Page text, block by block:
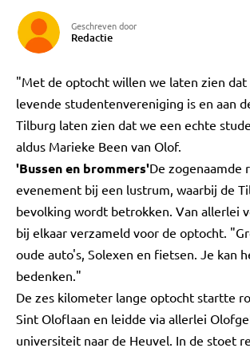
Geschreven door
Redactie
"Met de optocht willen we laten zien dat
levende studentenvereniging is en aan
Tilburg laten zien dat we een echte
aldus Marieke Been van Olof.
'Bussen en brommers'De zogenaamde
evenement bij een lustrum, waarbij de
bevolking wordt betrokken. Van allerlei
bij elkaar verzameld voor de optocht.
oude auto's, Solexen en fietsen. Je kan
bedenken."
De zes kilometer lange optocht startte
Sint Oloflaan en leidde via allerlei
universiteit naar de Heuvel. In de stoet